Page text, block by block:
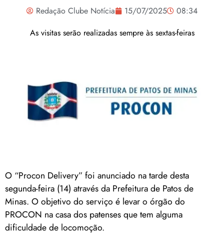
Redação Clube Notícia 15/07/2025
08:34
As visitas serão realizadas sempre às sextas-feiras
O “Procon Delivery” foi anunciado na tarde desta
segunda-feira (14) através da Prefeitura de Patos de
Minas. O objetivo do serviço é levar o órgão do
PROCON na casa dos patenses que tem alguma
dificuldade de locomoção.